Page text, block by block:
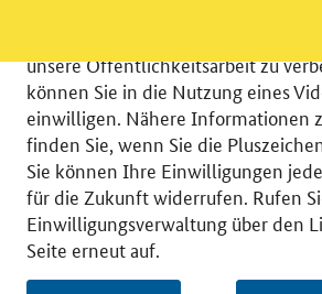
© 2026 Bundesministerium für
RSS
Benutzerhinweise
Impressum
Barrierefreiheit
Einwilligungsverwaltung
unsere Öffentlichkeitsarbeit zu
können Sie in die Nutzung eines
einwilligen. Nähere Informationen
finden Sie, wenn Sie die
Sie können Ihre Einwilligungen
für die Zukunft widerrufen. Rufen
Einwilligungsverwaltung über den
Seite erneut auf.